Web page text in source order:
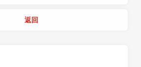
返回